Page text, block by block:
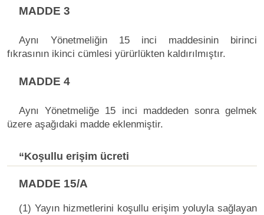
MADDE 3
Aynı Yönetmeliğin 15 inci maddesinin birinci
fıkrasının ikinci cümlesi yürürlükten kaldırılmıştır.
MADDE 4
Aynı Yönetmeliğe 15 inci maddeden sonra gelmek
üzere aşağıdaki madde eklenmiştir.
“Koşullu erişim ücreti
MADDE 15/A
(1) Yayın hizmetlerini koşullu erişim yoluyla sağlayan